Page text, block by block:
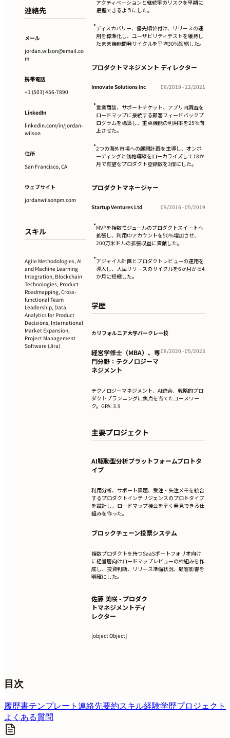
連絡先
メール
jordan.wilson@email.co
m
携帯電話
+1 (503) 456-7890
LinkedIn
linkedin.com/in/jordan-
wilson
住所
San Francisco, CA
ウェブサイト
jordanwilsonpm.com
スキル
Agile Methodologies, AI
and Machine Learning
Integration, Blockchain
Technologies, Product
Roadmapping, Cross-
functional Team
Leadership, Data
Analytics for Product
Decisions, International
Market Expansion,
Project Management
Software (Jira)
アクティベーションと継続率のリスクを早期に
把握できるようにした。
•ディスカバリー、優先順位付け、リリースの運
用を標準化し、ユーザビリティテストを維持し
たまま機能開発サイクルを平均30%短縮した。
プロダクトマネジメント ディレクター
Innovate Solutions Inc 06/2019 - 12/2021
•営業商談、サポートチケット、アプリ内調査を
ロードマップに接続する顧客フィードバックプ
ログラムを構築し、重点機能の利用率を25%向
上させた。
•2つの海外市場への展開計画を主導し、オンボ
ーディングと価格導線をローカライズして18か
月で有望なプロダクト登録数を3倍にした。
プロダクトマネージャー
Startup Ventures Ltd 09/2016 - 05/2019
•MVPを複数モジュールのプロダクトスイートへ
拡張し、利用中アカウントを50%増加させ、
200万米ドルの拡張収益に貢献した。
•アジャイル計画とプロダクトレビューの運用を
導入し、大型リリースのサイクルを6か月から4
か月に短縮した。
学歴
カリフォルニア大学バークレー校
経営学修士（MBA）、専
門分野：テクノロジーマ
ネジメント
08/2020 - 05/2023
テクノロジーマネジメント、AI統合、戦略的プロ
ダクトプランニングに焦点を当てたコースワー
ク。GPA: 3.9
主要プロジェクト
AI駆動型分析プラットフォームプロトタ
イプ
利用分析、サポート課題、受注・失注メモを統合
するプロダクトインテリジェンスのプロトタイプ
を設計し、ロードマップ機会を早く発見できる仕
組みを作った。
ブロックチェーン投票システム
複数プロダクトを持つSaaSポートフォリオ向け
に経営層向けロードマップレビューの枠組みを作
成し、投資判断、リリース準備状況、顧客影響を
明確にした。
佐藤 美咲 - プロダク
トマネジメントディ
レクター
[object Object]
目次
履歴書テンプレート連絡先要約スキル経験学歴プロジェクト
よくある質問